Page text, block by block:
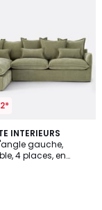
INTERIEURS
gauche,
4 places, en